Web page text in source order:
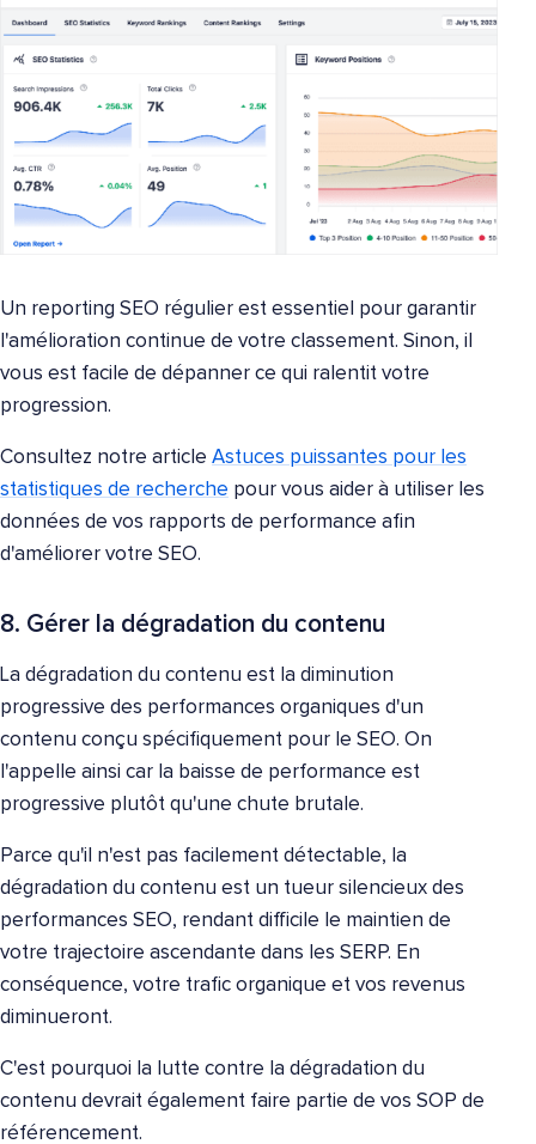
Un reporting SEO régulier est essentiel pour garantir
l'amélioration continue de votre classement. Sinon, il
vous est facile de dépanner ce qui ralentit votre
progression.
Consultez notre article Astuces puissantes pour les
statistiques de recherche pour vous aider à utiliser les
données de vos rapports de performance afin
d'améliorer votre SEO.
8. Gérer la dégradation du contenu
La dégradation du contenu est la diminution
progressive des performances organiques d'un
contenu conçu spécifiquement pour le SEO. On
l'appelle ainsi car la baisse de performance est
progressive plutôt qu'une chute brutale.
Parce qu'il n'est pas facilement détectable, la
dégradation du contenu est un tueur silencieux des
performances SEO, rendant difficile le maintien de
votre trajectoire ascendante dans les SERP. En
conséquence, votre trafic organique et vos revenus
diminueront.
C'est pourquoi la lutte contre la dégradation du
contenu devrait également faire partie de vos SOP de
référencement.